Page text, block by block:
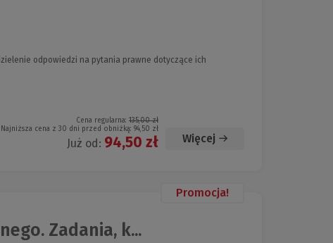
odpowiedzi na pytania prawne dotyczące ich
Cena regularna: 135,00 zł
Najniższa cena z 30 dni przed obniżką: 94,50 zł
Już od: 94,50 zł Więcej
Promocja!
Zadania, k...